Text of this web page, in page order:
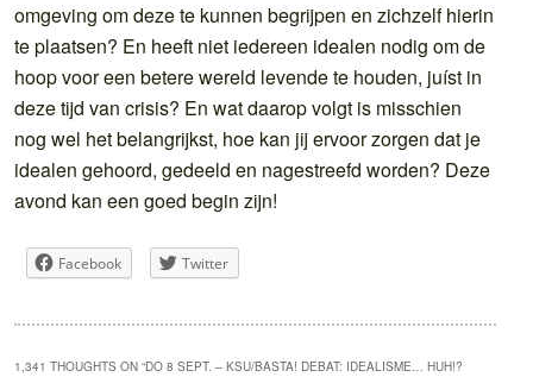
omgeving om deze te kunnen begrijpen en zichzelf hierin
te plaatsen? En heeft niet iedereen idealen nodig om de
hoop voor een betere wereld levende te houden, juíst in
deze tijd van crisis? En wat daarop volgt is misschien
nog wel het belangrijkst, hoe kan jij ervoor zorgen dat je
idealen gehoord, gedeeld en nagestreefd worden? Deze
avond kan een goed begin zijn!
Facebook Twitter
1,341 THOUGHTS ON “DO 8 SEPT. – KSU/BASTA! DEBAT: IDEALISME… HUH!?